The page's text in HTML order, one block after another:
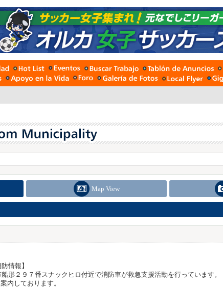
Map View
情報】
形２９７番スナックヒロ付近で消防車が救急支援活動を行っています。
内しております。